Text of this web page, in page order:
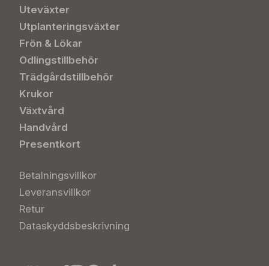
Uteväxter
Utplanteringsväxter
Frön & Lökar
Odlingstillbehör
Trädgårdstillbehör
Krukor
Växtvård
Handvård
Presentkort
Betalningsvillkor
Leveransvillkor
Retur
Dataskyddsbeskrivning